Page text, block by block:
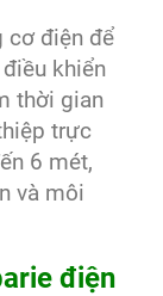
cơ điện để
khiển
thời gian
trực
6 mét,
và môi
điện